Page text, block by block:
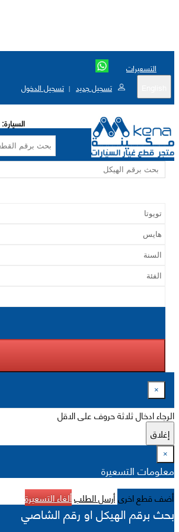
التسعيرات
تسجيل جديد | تسجيل الدخول
السيارة:
×
الرجاء ادخال ثلاثة حروف على الاقل
إغلاق
×
معلومات التسعيرة
أضف قطع اخرىأرسل الطلبألغاء التسعيرة
بحث برقم الهيكل او رقم الشاصي